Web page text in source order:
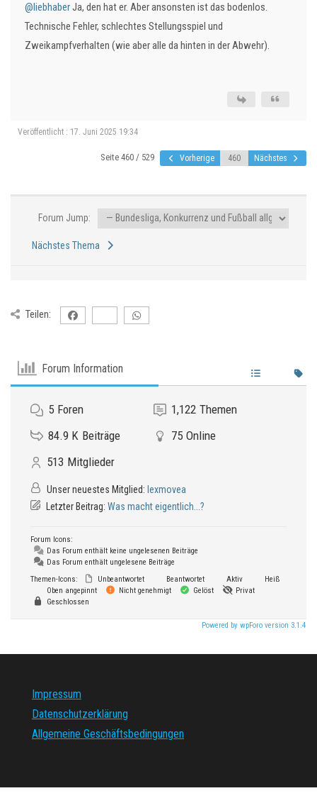
@liebhaberJa, den hat er. Aber ansonsten ist das bodenlos.
Technische Fehler, schlechtes Stellungsspiel und
Zweikampfverhalten (wie aber alle da hinten in der Abwehr).
Veröffentlicht : 17. Juni 2025 19:34
Seite 460 / 529 Vorherige Nächstes
Forum Jump:
Nächstes Thema
Teilen:
Forum Information
5 Foren 1,122 Themen
84.9 K Beiträge 75 Online
513 Mitglieder
Unser neuestes Mitglied: lexmovea
Letzter Beitrag: Was macht eigentlich...?
Forum Icons:
Das Forum enthält keine ungelesenen Beiträge
Das Forum enthält ungelesene Beiträge
Themen-Icons:
Unbeantwortet Beantwortet Aktiv
Heiß
Oben angepinnt
Nicht genehmigt Gelöst
Privat
Geschlossen
Powered by wpForo version 3.1.4
Impressum
Datenschutzerklärung
Allgemeine Geschäftsbedingungen